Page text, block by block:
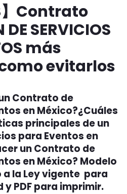
】Contrato
DE SERVICIOS
más
evitarlos
Contrato de
en México?¿Cuáles
principales de un
para Eventos en
un Contrato de
en México? Modelo
la Ley vigente para
PDF para imprimir.